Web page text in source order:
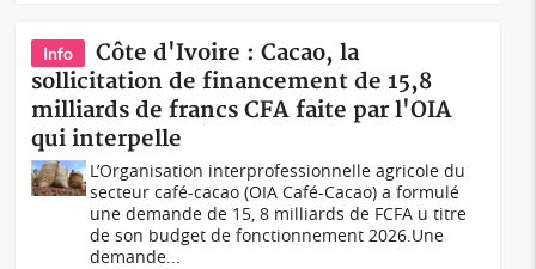
Info
Côte d'Ivoire : Cacao, la
sollicitation de financement de 15,8
milliards de francs CFA faite par l'OIA
qui interpelle
L’Organisation interprofessionnelle agricole du
secteur café-cacao (OIA Café-Cacao) a formulé
une demande de 15, 8 milliards de FCFA u titre
de son budget de fonctionnement 2026.Une
demande...